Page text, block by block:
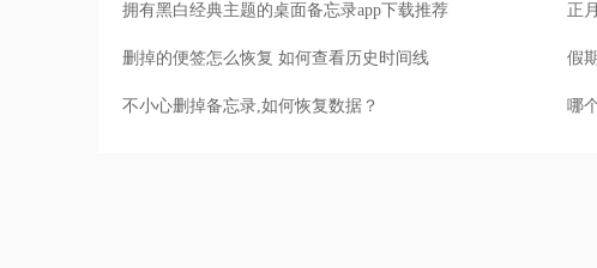
拥有黑白经典主题的桌面备忘录app下载推荐 正
删掉的便签怎么恢复 如何查看历史时间线 假
不小心删掉备忘录,如何恢复数据？